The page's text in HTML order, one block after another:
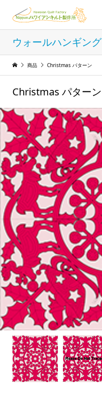
ウォールハンギング
商品 Christmas パターン
Christmas パターン